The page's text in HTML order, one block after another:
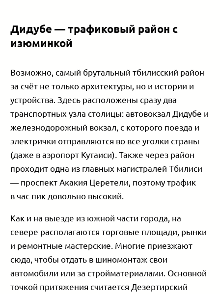
Дидубе — трафиковый район с
изюминкой
Возможно, самый брутальный тбилисский район
за счёт не только архитектуры, но и истории и
устройства. Здесь расположены сразу два
транспортных узла столицы: автовокзал Дидубе и
железнодорожный вокзал, с которого поезда и
электрички отправляются во все уголки страны
(даже в аэропорт Кутаиси) .Также через район
проходит одна из главных магистралей Тбилиси
— проспект Акакия Церетели, поэтому трафик
в час пик довольно высокий.
Как и на выезде из южной части города, на
севере располагаются торговые площади, рынки
и ремонтные мастерские. Многие приезжают
сюда, чтобы отдать в шиномонтаж свои
автомобили или за стройматериалами. Основной
точкой притяжения считается Дезертирский